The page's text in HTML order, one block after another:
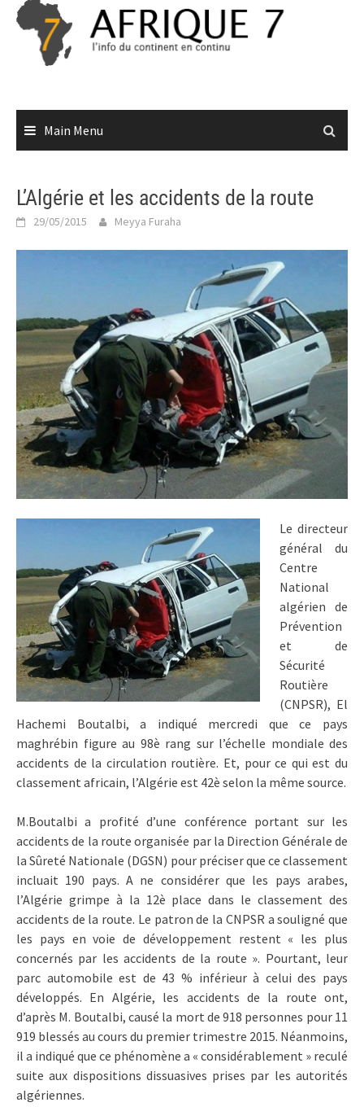
Skip
content
Main Menu
L’Algérie et les accidents de la route
29/05/2015 Meyya Furaha
Le directeur
général du
Centre
National
algérien de
Prévention
et de
Sécurité
Routière
(CNPSR), El
Hachemi Boutalbi, a indiqué mercredi que ce pays
maghrébin figure au 98è rang sur l’échelle mondiale des
accidents de la circulation routière. Et, pour ce qui est du
classement africain, l’Algérie est 42è selon la même source.
M.Boutalbi a profité d’une conférence portant sur les
accidents de la route organisée par la Direction Générale de
la Sûreté Nationale (DGSN) pour préciser que ce classement
incluait 190 pays. A ne considérer que les pays arabes,
l’Algérie grimpe à la 12è place dans le classement des
accidents de la route. Le patron de la CNPSR a souligné que
les pays en voie de développement restent « les plus
concernés par les accidents de la route ». Pourtant, leur
parc automobile est de 43 % inférieur à celui des pays
développés. En Algérie, les accidents de la route ont,
d’après M. Boutalbi, causé la mort de 918 personnes pour 11
919 blessés au cours du premier trimestre 2015. Néanmoins,
il a indiqué que ce phénomène a « considérablement » reculé
suite aux dispositions dissuasives prises par les autorités
algériennes.